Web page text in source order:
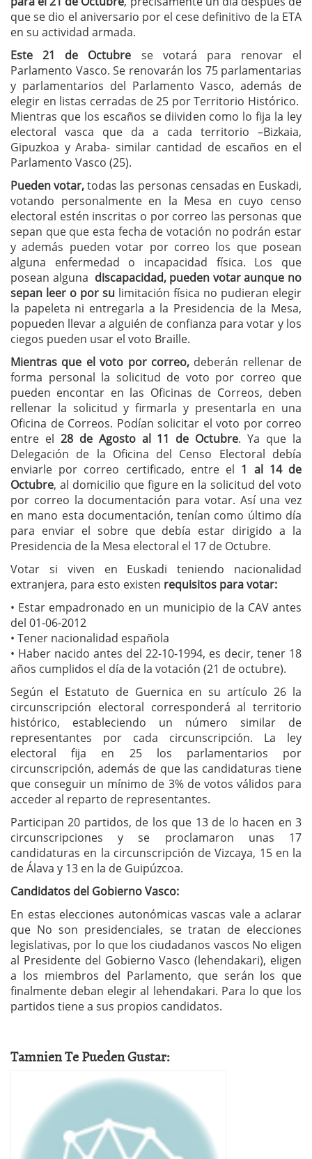
que se dio el aniversario por el cese definitivo de la ETA
en su actividad armada.
Este 21 de Octubre se votará para renovar el
Parlamento Vasco. Se renovarán los 75 parlamentarias
y parlamentarios del Parlamento Vasco, además de
elegir en listas cerradas de 25 por Territorio Histórico.
Mientras que los escaños se diividen como lo fija la ley
electoral vasca que da a cada territorio –Bizkaia,
Gipuzkoa y Araba- similar cantidad de escaños en el
Parlamento Vasco (25).
Pueden votar,todas las personas censadas en Euskadi,
votando personalmente en la Mesa en cuyo censo
electoral estén inscritas o por correo las personas que
sepan que que esta fecha de votación no podrán estar
y además pueden votar por correo los que posean
alguna enfermedad o incapacidad física. Los que
posean alguna discapacidad, pueden votar aunque no
sepan leer o por su limitación física no pudieran elegir
la papeleta ni entregarla a la Presidencia de la Mesa,
popueden llevar a alguién de confianza para votar y los
ciegos pueden usar el voto Braille.
Mientras que el voto por correo, deberán rellenar de
forma personal la solicitud de voto por correo que
pueden encontar en las Oficinas de Correos, deben
rellenar la solicitud y firmarla y presentarla en una
Oficina de Correos. Podían solicitar el voto por correo
entre el 28 de Agosto al 11 de Octubre. Ya que la
Delegación de la Oficina del Censo Electoral debía
enviarle por correo certificado, entre el 1 al 14 de
Octubre, al domicilio que figure en la solicitud del voto
por correo la documentación para votar. Así una vez
en mano esta documentación, tenían como último día
para enviar el sobre que debía estar dirigido a la
Presidencia de la Mesa electoral el 17 de Octubre.
Votar si viven en Euskadi teniendo nacionalidad
extranjera, para esto existen requisitos para votar:
• Estar empadronado en un municipio de la CAV antes
del 01-06-2012
• Tener nacionalidad española
• Haber nacido antes del 22-10-1994, es decir, tener 18
años cumplidos el día de la votación (21 de octubre).
Según el Estatuto de Guernica en su artículo 26 la
circunscripción electoral corresponderá al territorio
histórico, estableciendo un número similar de
representantes por cada circunscripción. La ley
electoral fija en 25 los parlamentarios por
circunscripción, además de que las candidaturas tiene
que conseguir un mínimo de 3% de votos válidos para
acceder al reparto de representantes.
Participan 20 partidos, de los que 13 de lo hacen en 3
circunscripciones y se proclamaron unas 17
candidaturas en la circunscripción de Vizcaya, 15 en la
de Álava y 13 en la de Guipúzcoa.
Candidatos del Gobierno Vasco:
En estas elecciones autonómicas vascas vale a aclarar
que No son presidenciales, se tratan de elecciones
legislativas, por lo que los ciudadanos vascos No eligen
al Presidente del Gobierno Vasco (lehendakari), eligen
a los miembros del Parlamento, que serán los que
finalmente deban elegir al lehendakari. Para lo que los
partidos tiene a sus propios candidatos.
Tamnien Te Pueden Gustar: